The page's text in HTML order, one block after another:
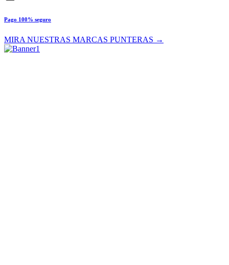
Pago 100% seguro
MIRA NUESTRAS MARCAS PUNTERAS →